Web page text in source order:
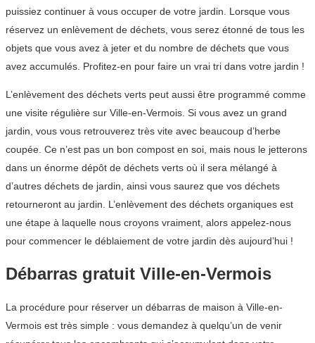
puissiez continuer à vous occuper de votre jardin. Lorsque vous
réservez un enlèvement de déchets, vous serez étonné de tous les
objets que vous avez à jeter et du nombre de déchets que vous
avez accumulés. Profitez-en pour faire un vrai tri dans votre jardin !
L’enlèvement des déchets verts peut aussi être programmé comme
une visite régulière sur Ville-en-Vermois. Si vous avez un grand
jardin, vous vous retrouverez très vite avec beaucoup d’herbe
coupée. Ce n’est pas un bon compost en soi, mais nous le jetterons
dans un énorme dépôt de déchets verts où il sera mélangé à
d’autres déchets de jardin, ainsi vous saurez que vos déchets
retourneront au jardin. L’enlèvement des déchets organiques est
une étape à laquelle nous croyons vraiment, alors appelez-nous
pour commencer le déblaiement de votre jardin dès aujourd’hui !
Débarras gratuit Ville-en-Vermois
La procédure pour réserver un débarras de maison à Ville-en-
Vermois est très simple : vous demandez à quelqu’un de venir